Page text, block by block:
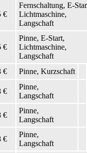
€
Fernschaltung, E-
Lichtmaschine,
Langschaft
€
Pinne, E-Start,
Lichtmaschine,
Langschaft
€ Pinne, Kurzschaft
€
Pinne,
Langschaft
€
Pinne,
Langschaft
€
Pinne,
Langschaft